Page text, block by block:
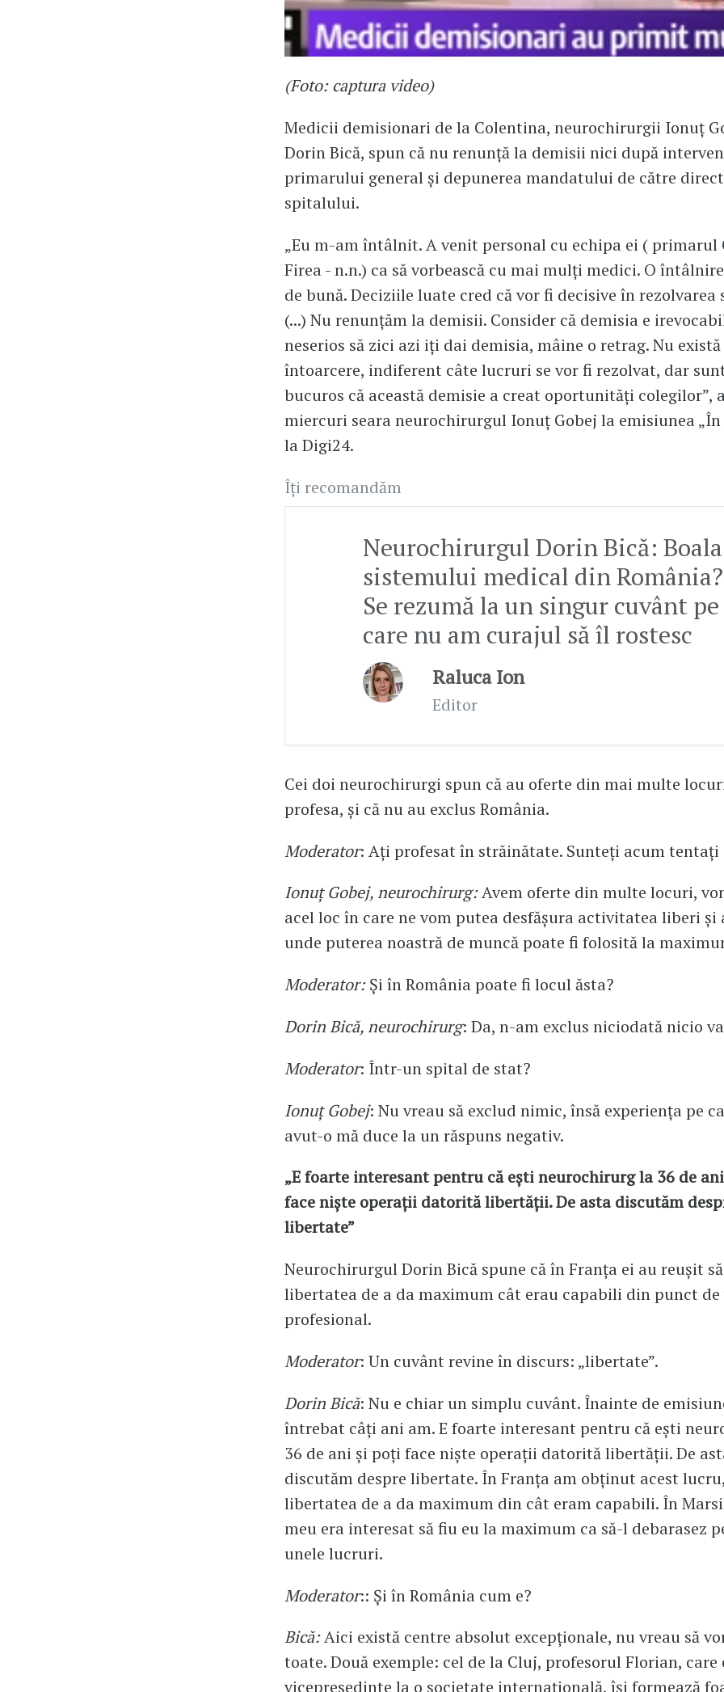
(Foto: captura video)
Medicii demisionari de la Colentina, neurochirurgii Ionuț
Dorin Bică, spun că nu renunță la demisii nici după
primarului general şi depunerea mandatului de către
spitalului.
„Eu m-am întâlnit. A venit personal cu echipa ei ( primarul
Firea - n.n.) ca să vorbească cu mai mulți medici. O
de bună. Deciziile luate cred că vor fi decisive în rezolvarea
(...) Nu renunțăm la demisii. Consider că demisia e
neserios să zici azi iți dai demisia, mâine o retrag. Nu există
întoarcere, indiferent câte lucruri se vor fi rezolvat, dar
bucuros că această demisie a creat oportunități colegilor”,
miercuri seara neurochirurgul Ionuț Gobej la emisiunea „În
la Digi24.
Îți recomandăm
Neurochirurgul Dorin Bică: Boala
sistemului medical din România?
Se rezumă la un singur cuvânt pe
care nu am curajul să îl rostesc
Raluca Ion
Editor
Cei doi neurochirurgi spun că au oferte din mai multe
profesa, și că nu au exclus România.
Moderator: Ați profesat în străinătate. Sunteți acum tentați
Ionuț Gobej, neurochirurg:Avem oferte din multe locuri,
acel loc în care ne vom putea desfășura activitatea liberi și
unde puterea noastră de muncă poate fi folosită la
Moderator:Și în România poate fi locul ăsta?
Dorin Bică, neurochirurg: Da, n-am exclus niciodată nicio
Moderator: Într-un spital de stat?
Ionuț Gobej: Nu vreau să exclud nimic, însă experiența pe
avut-o mă duce la un răspuns negativ.
„E foarte interesant pentru că ești neurochirurg la 36 de
face niște operații datorită libertății. De asta discutăm
libertate”
Neurochirurgul Dorin Bică spune că în Franța ei au reușit
libertatea de a da maximum cât erau capabili din punct de
profesional.
Moderator: Un cuvânt revine în discurs: „libertate”.
Dorin Bică: Nu e chiar un simplu cuvânt. Înainte de
întrebat câți ani am. E foarte interesant pentru că ești
36 de ani și poți face niște operații datorită libertății. De
discutăm despre libertate. În Franța am obținut acest
libertatea de a da maximum din cât eram capabili. În
meu era interesat să fiu eu la maximum ca să-l debarasez
unele lucruri.
Moderator:: Și în România cum e?
Bică:Aici există centre absolut excepționale, nu vreau să
toate. Două exemple: cel de la Cluj, profesorul Florian, care
vicepresedinte la o societate internațională, își formează